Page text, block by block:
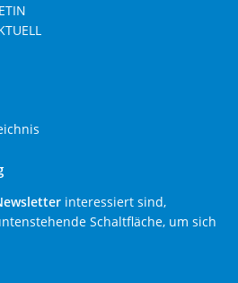
interessiert sind,
Schaltfläche, um sich